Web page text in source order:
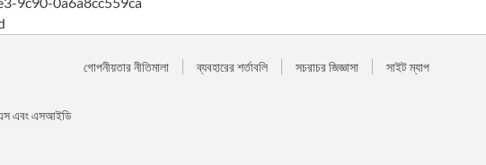
গোপনীয়তার নীতিমালা ব্যবহারের শর্তাবলি সচরাচর জিজ্ঞাসা সাইট ম্যাপ
এবং এসআইডি